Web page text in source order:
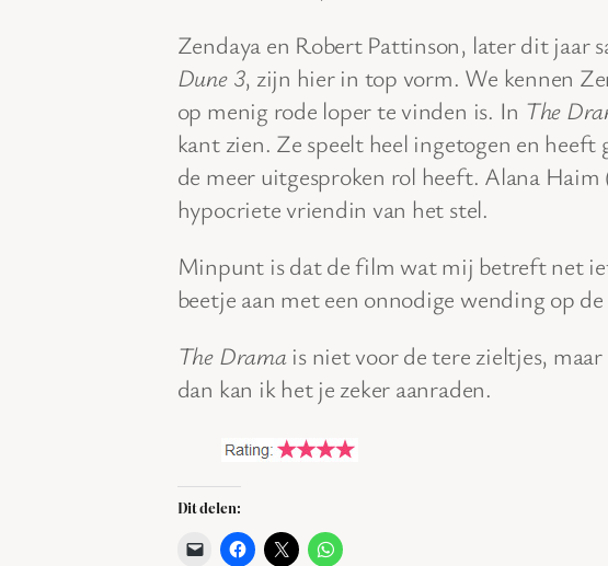
Zendaya en Robert Pattinson, later dit jaar
Dune 3, zijn hier in top vorm. We kennen
op menig rode loper te vinden is. In The
kant zien. Ze speelt heel ingetogen en
de meer uitgesproken rol heeft. Alana Haim
hypocriete vriendin van het stel.
Minpunt is dat de film wat mij betreft net
beetje aan met een onnodige wending op
The Dramais niet voor de tere zieltjes,
dan kan ik het je zeker aanraden.
Dit delen: